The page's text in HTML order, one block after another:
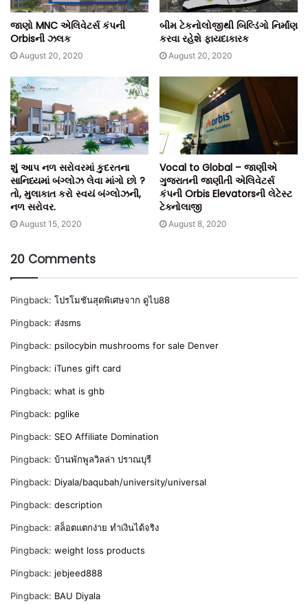
જાણો MNC એલિવેટર્સ કંપની
Orbisની ઝલક
August 20, 2020
બીમ ટેકનોલોજીથી બિલ્ડિંગો નિર્માંણ
કરવા રહેશે ફાયદાકારક
August 20, 2020
શું આપ નળ સરોવરમાં કુદરતના
સાનિધ્યમાં બંગ્લોઝ લેવા માંગો છો ?
તો, મુલાકાત કરો સ્વયં બંગ્લોઝની,
નળ સરોવર.
August 15, 2020
Vocal to Global – જાણીએ
ગુજરાતની જાણીતી એલિવેટર્સ
કંપની Orbis Elevatorsની લેટેસ્ટ
ટેક્નોલાજી
August 8, 2020
20 Comments
Pingback: โปรโมชันสุดพิเศษจาก ดูไบ88
Pingback: ส่งsms
Pingback: psilocybin mushrooms for sale Denver
Pingback: iTunes gift card
Pingback: what is ghb
Pingback: pglike
Pingback: SEO Affiliate Domination
Pingback: บ้านพักพูลวิลล่า ปราณบุรี
Pingback: Diyala/baqubah/university/universal
Pingback: description
Pingback: สล็อตแตกง่าย ทำเงินได้จริง
Pingback: weight loss products
Pingback: jebjeed888
Pingback: BAU Diyala